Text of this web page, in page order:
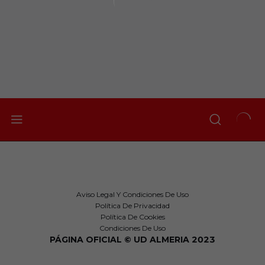
Aviso Legal Y Condiciones De Uso
Política De Privacidad
Política De Cookies
Condiciones De Uso
PÁGINA OFICIAL © UD ALMERIA 2023